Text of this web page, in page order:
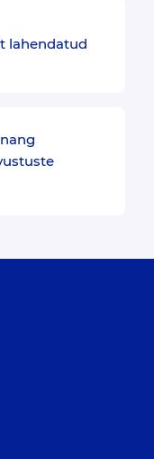
lahendatud